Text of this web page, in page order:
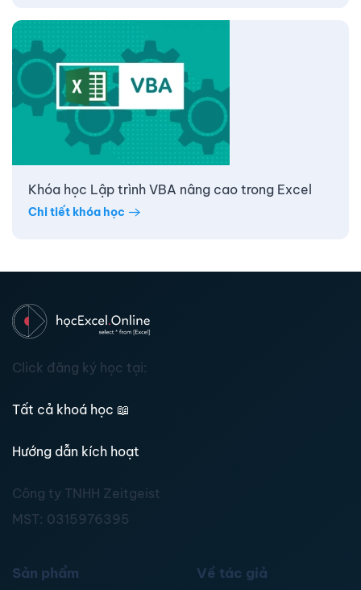
Khóa học Lập trình VBA nâng cao trong Excel
Chi tiết khóa học
Click đăng ký học tại:
Tất cả khoá học 📖
Hướng dẫn kích hoạt
Công ty TNHH Zeitgeist
MST: 0315976395
Sản phẩm Về tác giả